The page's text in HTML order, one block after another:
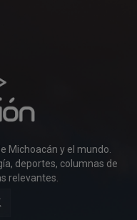
Michoacán y el mundo.
deportes, columnas de
relevantes.